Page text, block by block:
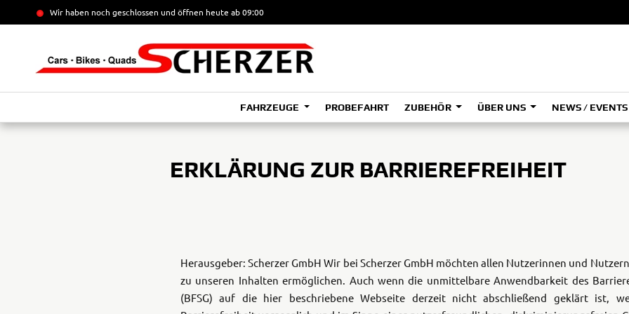
Wir haben noch geschlossen und öffnen heute ab 09:00
FAHRZEUGE
LEISURE
Wolverine
RMAX 2
PROBEFAHRT ZUBEHÖR ÜBER UNS NEWS / EVENTS
ERKLÄRUNG ZUR BARRIEREFREIHEIT
Herausgeber: Scherzer GmbH Wir bei Scherzer GmbH möchten allen Nutzerinnen und
zu unseren Inhalten ermöglichen. Auch wenn die unmittelbare Anwendbarkeit des
(BFSG) auf die hier beschriebene Webseite derzeit nicht abschließend geklärt ist,